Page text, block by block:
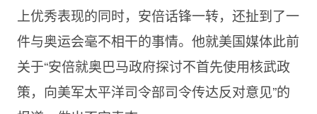
上优秀表现的同时，安倍话锋一转，还扯到了一
件与奥运会毫不相干的事情。他就美国媒体此前
关于“安倍就奥巴马政府探讨不首先使用核武政
策，向美军太平洋司令部司令传达反对意见”的